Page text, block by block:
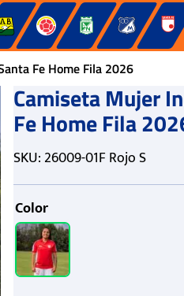
Fe Home Fila 2026
Camiseta Mujer
Fe Home Fila
SKU: 26009-01F Rojo S
Color